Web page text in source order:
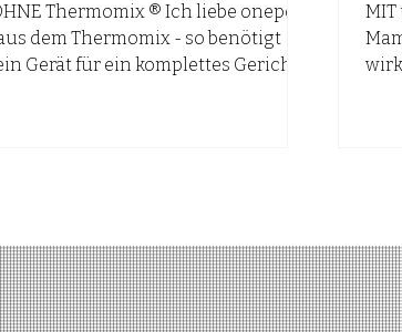
Thermomix ® Ich liebe onepot
dem Thermomix - so benötigt
Gerät für ein komplettes Gericht!
MIT